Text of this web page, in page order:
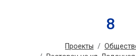
8
Проекты